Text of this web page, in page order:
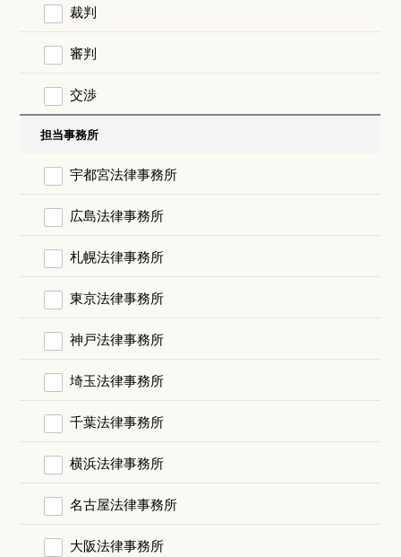
裁判
審判
交渉
担当事務所
宇都宮法律事務所
広島法律事務所
札幌法律事務所
東京法律事務所
神戸法律事務所
埼玉法律事務所
千葉法律事務所
横浜法律事務所
名古屋法律事務所
大阪法律事務所